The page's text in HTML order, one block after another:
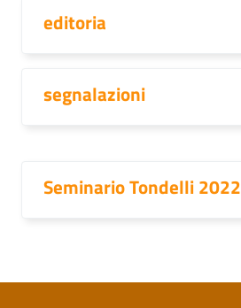
editoria
segnalazioni
Seminario Tondelli 2022